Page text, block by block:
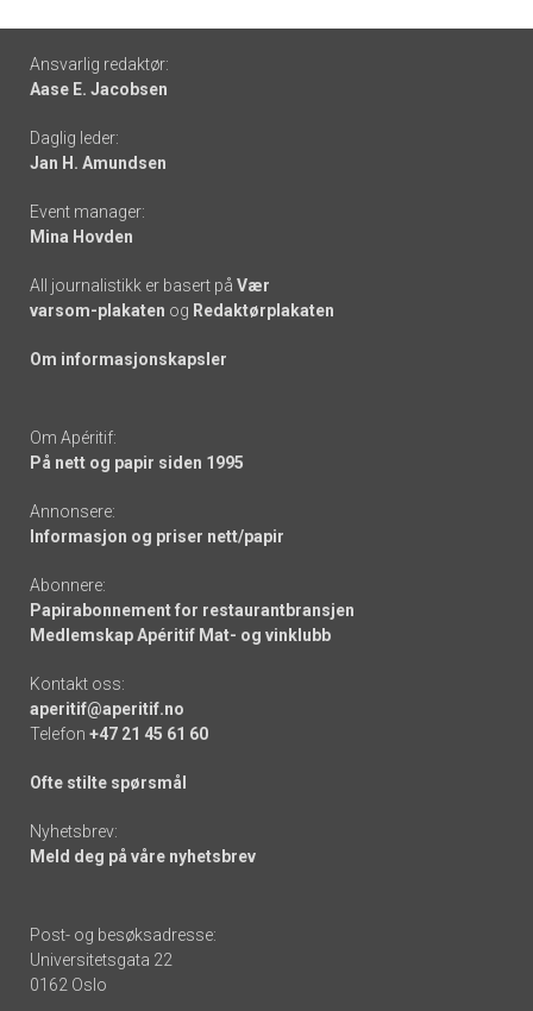
Footer
-
links
Ansvarlig redaktør:
Aase E. Jacobsen
Daglig leder:
Jan H. Amundsen
Event manager:
Mina Hovden
All journalistikk er basert på Vær
varsom-plakaten og Redaktørplakaten
Om informasjonskapsler
Om Apéritif:
På nett og papir siden 1995
Annonsere:
Informasjon og priser nett/papir
Abonnere:
Papirabonnement for restaurantbransjen
Medlemskap Apéritif Mat- og vinklubb
Kontakt oss:
aperitif@aperitif.no
Telefon +47 21 45 61 60
Ofte stilte spørsmål
Nyhetsbrev:
Meld deg på våre nyhetsbrev
Post- og besøksadresse:
Universitetsgata 22
0162 Oslo